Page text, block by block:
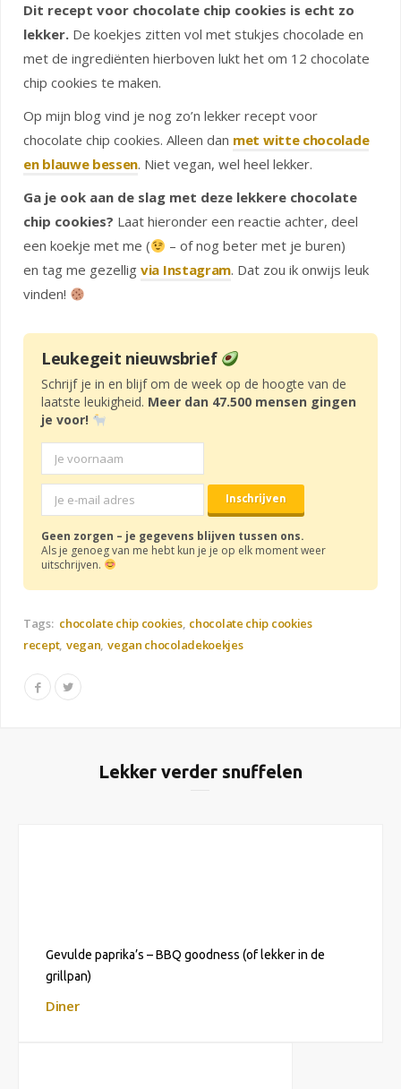
Dit recept voor chocolate chip cookies is echt zo
lekker. De koekjes zitten vol met stukjes chocolade en
met de ingrediënten hierboven lukt het om 12 chocolate
chip cookies te maken.
Op mijn blog vind je nog zo’n lekker recept voor
chocolate chip cookies. Alleen dan met witte chocolade
en blauwe bessen. Niet vegan, wel heel lekker.
Ga je ook aan de slag met deze lekkere chocolate
chip cookies? Laat hieronder een reactie achter, deel
een koekje met me (
– of nog beter met je buren)
en tag me gezellig via Instagram. Dat zou ik onwijs leuk
vinden!
Leukegeit nieuwsbrief
Schrijf je in en blijf om de week op de hoogte van de
laatste leukigheid. Meer dan 47.500 mensen gingen
je voor!
Geen zorgen – je gegevens blijven tussen ons.
Als je genoeg van me hebt kun je je op elk moment weer
uitschrijven.
Tags: chocolate chip cookies chocolate chip cookies
recept vegan vegan chocoladekoekjes
Lekker verder snuffelen
Gevulde paprika’s – BBQ goodness (of lekker in de
grillpan)
Diner